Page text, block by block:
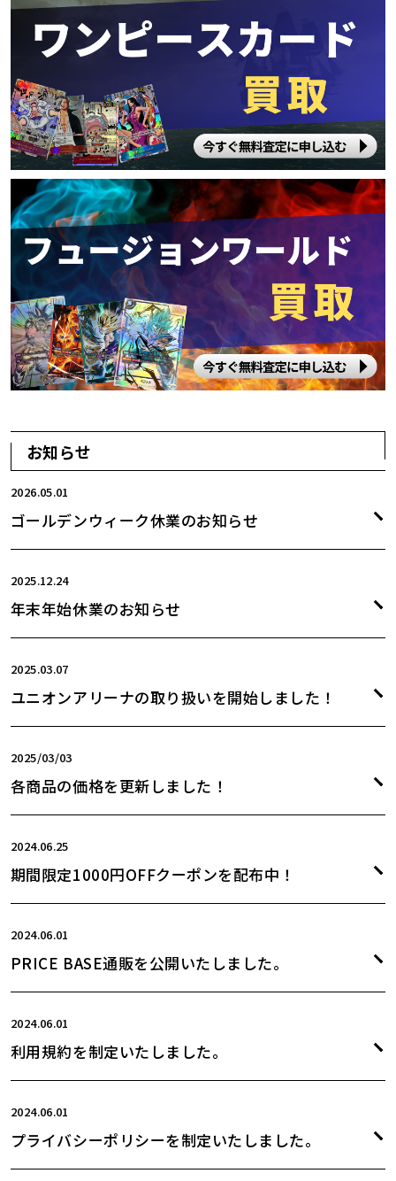
お知らせ
2026.05.01
ゴールデンウィーク休業のお知らせ
2025.12.24
年末年始休業のお知らせ
2025.03.07
ユニオンアリーナの取り扱いを開始しました！
2025/03/03
各商品の価格を更新しました！
2024.06.25
期間限定1000円OFFクーポンを配布中！
2024.06.01
PRICE BASE通販を公開いたしました。
2024.06.01
利用規約を制定いたしました。
2024.06.01
プライバシーポリシーを制定いたしました。